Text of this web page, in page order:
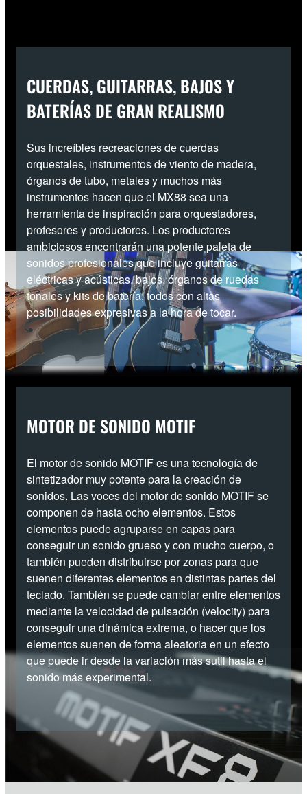
CUERDAS, GUITARRAS, BAJOS Y
BATERÍAS DE GRAN REALISMO
Sus increíbles recreaciones de cuerdas
orquestales, instrumentos de viento de madera,
órganos de tubo, metales y muchos más
instrumentos hacen que el MX88 sea una
herramienta de inspiración para orquestadores,
profesores y productores. Los productores
ambiciosos encontrarán una potente paleta de
sonidos profesionales que incluye guitarras
eléctricas y acústicas, bajos, órganos de ruedas
tonales y kits de batería, todos con altas
posibilidades expresivas a la hora de tocar.
MOTOR DE SONIDO MOTIF
El motor de sonido MOTIF es una tecnología de
sintetizador muy potente para la creación de
sonidos. Las voces del motor de sonido MOTIF se
componen de hasta ocho elementos. Estos
elementos puede agruparse en capas para
conseguir un sonido grueso y con mucho cuerpo, o
también pueden distribuirse por zonas para que
suenen diferentes elementos en distintas partes del
teclado. También se puede cambiar entre elementos
mediante la velocidad de pulsación (velocity) para
conseguir una dinámica extrema, o hacer que los
elementos suenen de forma aleatoria en un efecto
que puede ir desde la variación más sutil hasta el
sonido más experimental.